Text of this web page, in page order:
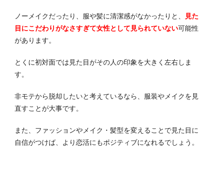
ノーメイクだったり、服や髪に清潔感がなかったりと、
見た
目にこだわりがなさすぎて女性として見られていない可能性
があります。
とくに初対面では見た目がその人の印象を大きく左右しま
す。
非モテから脱却したいと考えているなら、服装やメイクを見
直すことが大事です。
また、ファッションやメイク・髪型を変えることで見た目に
自信がつけば、より恋活にもポジティブになれるでしょう。